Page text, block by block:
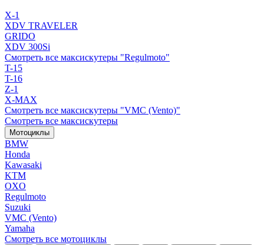
X-1
XDV TRAVELER
GRIDO
XDV 300Si
Смотреть все максискутеры "Regulmoto"
T-15
T-16
Z-1
X-MAX
Смотреть все максискутеры "VMC (Vento)"
Смотреть все максискутеры
Мотоциклы
BMW
Honda
Kawasaki
KTM
OXO
Regulmoto
Suzuki
VMC (Vento)
Yamaha
Смотреть все мотоциклы